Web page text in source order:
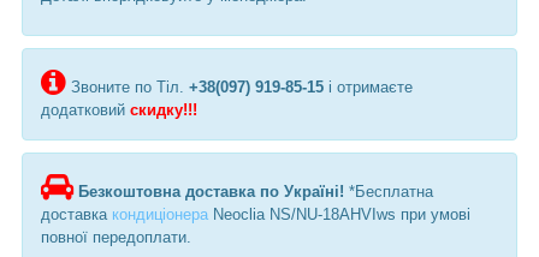
Звоните по Тіл. +38(097) 919-85-15 і отримаєте
додатковий скидку!!!
Безкоштовна доставка по Україні! *Бесплатна
доставка кондиціонера Neoclia NS/NU-18AHVIws при умові
повної передоплати.